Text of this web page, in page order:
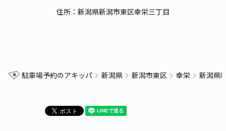
住所：新潟県新潟市東区幸栄三丁目
駐車場予約のアキッパ 新潟県 新潟市東区 幸栄 新潟県